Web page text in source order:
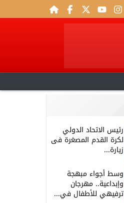
رئيس الاتحاد الدولي
لكرة القدم المصغرة فى
زيارة...
وسط أجواء مبهجة
وإبداعية.. مهرجان
ترفيهي للأطفال في...